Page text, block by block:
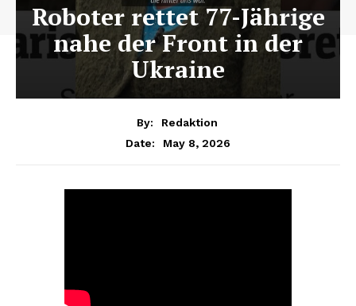
Roboter rettet 77-Jährige
nahe der Front in der
Ukraine
By:
Redaktion
Date:
May 8, 2026